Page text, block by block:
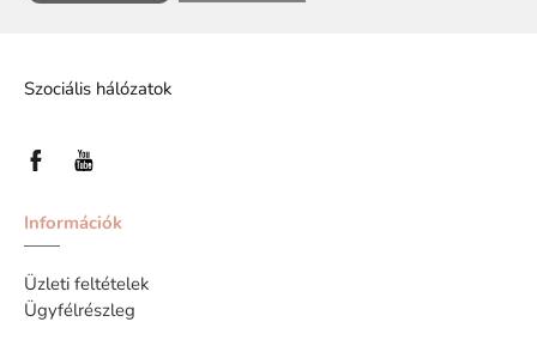
Szociális hálózatok
Információk
Üzleti feltételek
Ügyfélrészleg